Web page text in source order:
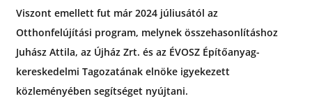
Viszont emellett fut már 2024 júliusától az
Otthonfelújítási program, melynek összehasonlításhoz
Juhász Attila, az Újház Zrt. és az ÉVOSZ Építőanyag-
kereskedelmi Tagozatának elnöke igyekezett
közleményében segítséget nyújtani.